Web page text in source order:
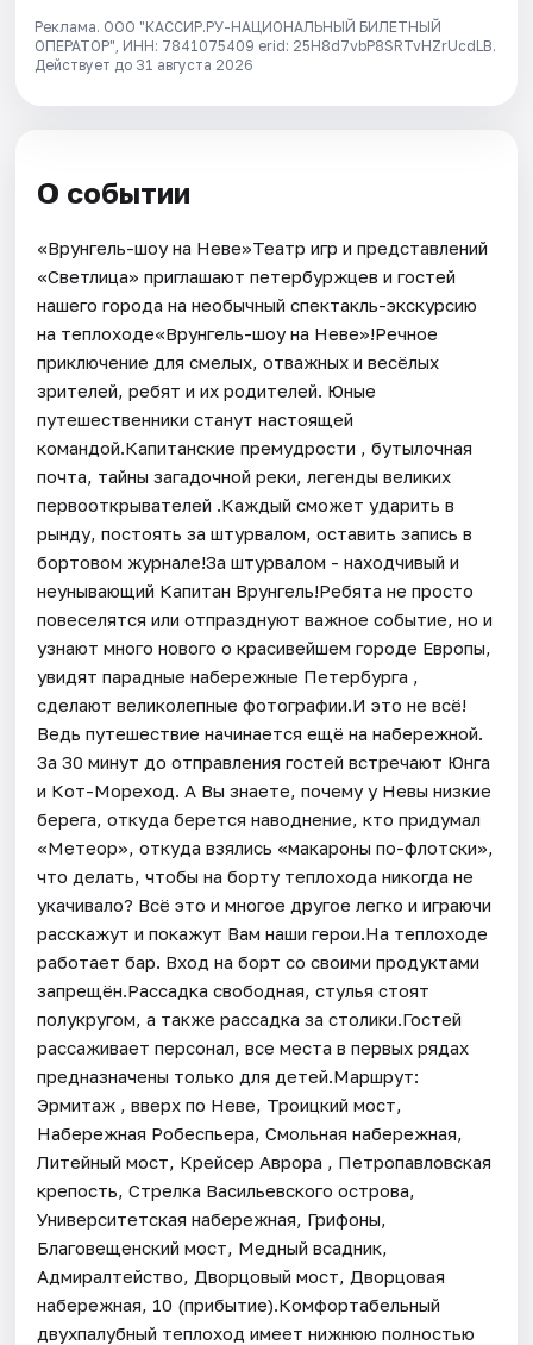
Реклама. ООО "КАССИР.РУ-НАЦИОНАЛЬНЫЙ БИЛЕТНЫЙ
ОПЕРАТОР", ИНН: 7841075409 erid: 25H8d7vbP8SRTvHZrUcdLB.
Действует до 31 августа 2026
О событии
«Врунгель-шоу на Неве»Театр игр и представлений
«Светлица» приглашают петербуржцев и гостей
нашего города на необычный спектакль-экскурсию
на теплоходе«Врунгель-шоу на Неве»!Речное
приключение для смелых, отважных и весёлых
зрителей, ребят и их родителей. Юные
путешественники станут настоящей
командой.Капитанские премудрости , бутылочная
почта, тайны загадочной реки, легенды великих
первооткрывателей .Каждый сможет ударить в
рынду, постоять за штурвалом, оставить запись в
бортовом журнале!За штурвалом - находчивый и
неунывающий Капитан Врунгель!Ребята не просто
повеселятся или отпразднуют важное событие, но и
узнают много нового о красивейшем городе Европы,
увидят парадные набережные Петербурга ,
сделают великолепные фотографии.И это не всё!
Ведь путешествие начинается ещё на набережной.
За 30 минут до отправления гостей встречают Юнга
и Кот-Мореход. А Вы знаете, почему у Невы низкие
берега, откуда берется наводнение, кто придумал
«Метеор», откуда взялись «макароны по-флотски»,
что делать, чтобы на борту теплохода никогда не
укачивало? Всё это и многое другое легко и играючи
расскажут и покажут Вам наши герои.На теплоходе
работает бар. Вход на борт со своими продуктами
запрещён.Рассадка свободная, стулья стоят
полукругом, а также рассадка за столики.Гостей
рассаживает персонал, все места в первых рядах
предназначены только для детей.Маршрут:
Эрмитаж , вверх по Неве, Троицкий мост,
Набережная Робеспьера, Смольная набережная,
Литейный мост, Крейсер Аврора , Петропавловская
крепость, Стрелка Васильевского острова,
Университетская набережная, Грифоны,
Благовещенский мост, Медный всадник,
Адмиралтейство, Дворцовый мост, Дворцовая
набережная, 10 (прибытие).Комфортабельный
двухпалубный теплоход имеет нижнюю полностью